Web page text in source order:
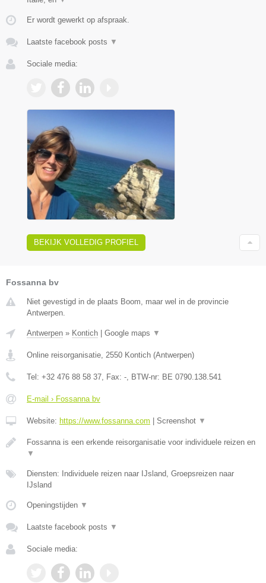
Er wordt gewerkt op afspraak.
Laatste facebook posts ▼
Sociale media:
BEKIJK VOLLEDIG PROFIEL
Fossanna bv
Niet gevestigd in de plaats Boom, maar wel in de provincie
Antwerpen.
Antwerpen » Kontich Google maps ▼
Online reisorganisatie, 2550 Kontich (Antwerpen)
Tel: +32 476 88 58 37, Fax: -, BTW-nr: BE 0790.138.541
E-mail › Fossanna bv
Website: https://www.fossanna.com Screenshot ▼
Fossanna is een erkende reisorganisatie voor individuele reizen en
▼
Diensten: Individuele reizen naar IJsland, Groepsreizen naar
IJsland
Openingstijden ▼
Laatste facebook posts ▼
Sociale media: